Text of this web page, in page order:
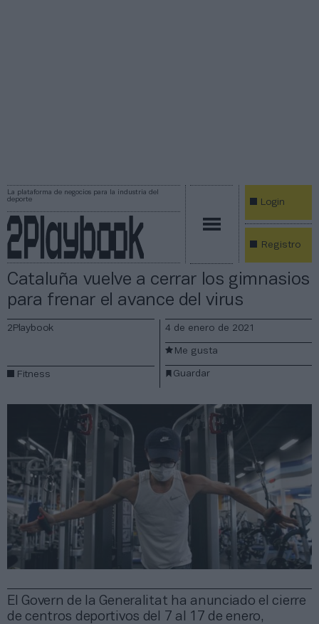
La plataforma de negocios para la industria del
deporte
Login
Registro
Cataluña vuelve a cerrar los gimnasios
para frenar el avance del virus
El Govern de la Generalitat ha anunciado el cierre
de centros deportivos del 7 al 17 de enero,
2Playbook
Fitness
4 de enero de 2021
Guardar
Me gusta